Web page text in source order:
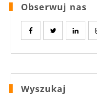
Obserwuj nas
Wyszukaj